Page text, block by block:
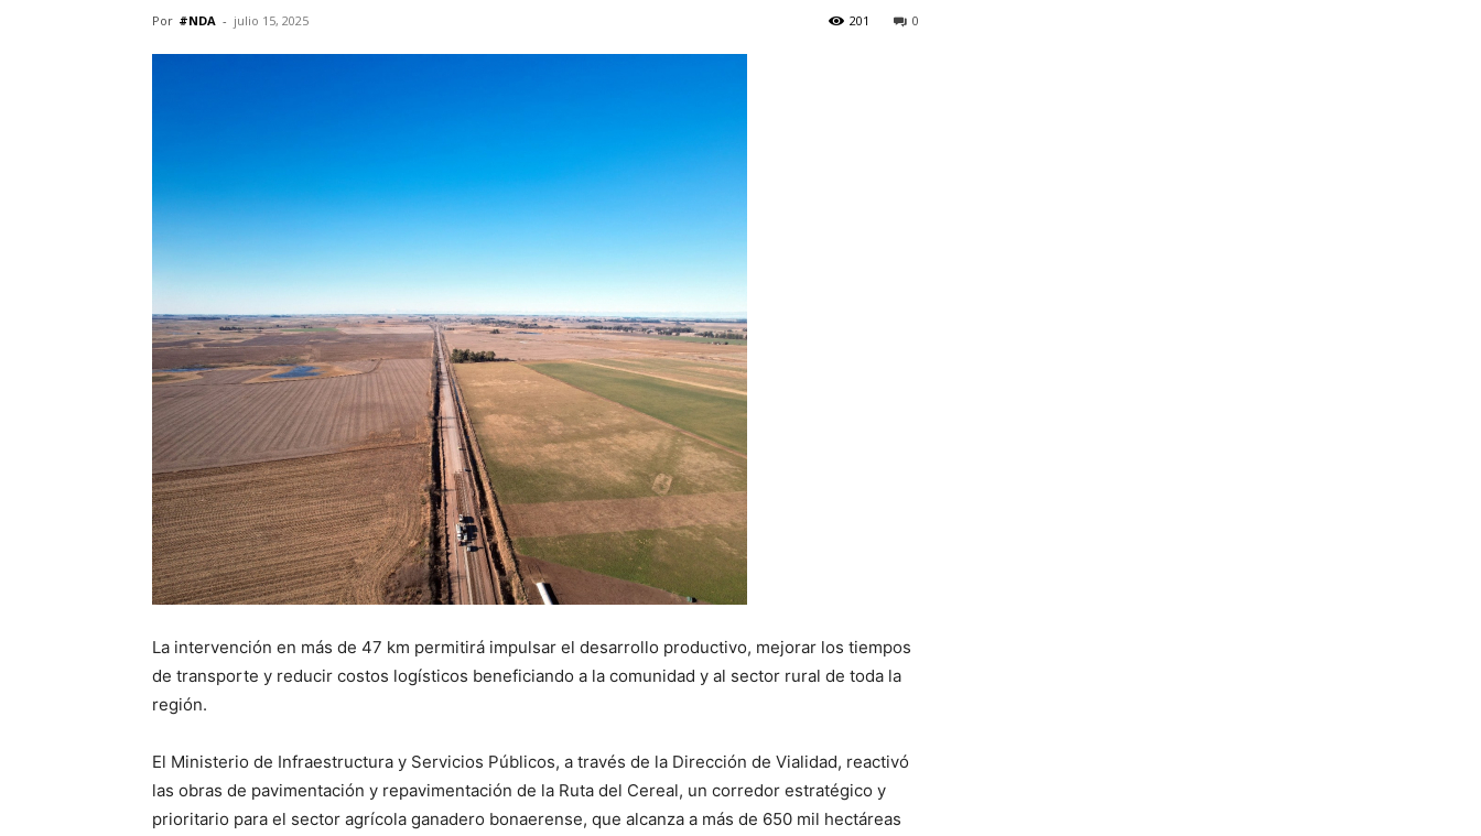
Por #NDA - julio 15, 2025 0
201
La intervención en más de 47 km permitirá impulsar el desarrollo productivo, mejorar los tiempos
de transporte y reducir costos logísticos beneficiando a la comunidad y al sector rural de toda la
región.
El Ministerio de Infraestructura y Servicios Públicos, a través de la Dirección de Vialidad, reactivó
las obras de pavimentación y repavimentación de la Ruta del Cereal, un corredor estratégico y
prioritario para el sector agrícola ganadero bonaerense, que alcanza a más de 650 mil hectáreas